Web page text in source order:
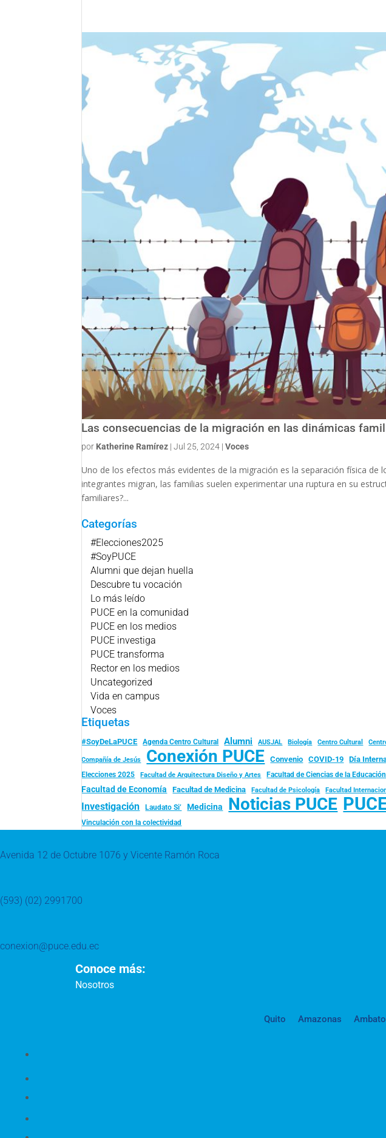
Las consecuencias de la migración en las dinámicas
por Katherine Ramírez |Jul 25, 2024 |Voces
Uno de los efectos más evidentes de la migración es la separación física de
integrantes migran, las familias suelen experimentar una ruptura en su
familiares?...
Categorías
#Elecciones2025
#SoyPUCE
Alumni que dejan huella
Descubre tu vocación
Lo más leído
PUCE en la comunidad
PUCE en los medios
PUCE investiga
PUCE transforma
Rector en los medios
Uncategorized
Vida en campus
Voces
Etiquetas
#SoyDeLaPUCE Agenda Centro Cultural Alumni AUSJAL Biología Centro Cultural
Compañía de Jesús Conexión PUCE Convenio COVID-19 Día
Elecciones 2025
Facultad de Arquitectura Diseño y Artes Facultad de Ciencias de la Educación
Facultad de Economía Facultad de Medicina Facultad de Psicología Facultad
Investigación Laudato Si’ Medicina Noticias PUCE
Vinculación con la colectividad
Avenida 12 de Octubre 1076 y Vicente Ramón Roca
(593) (02) 2991700
conexion@puce.edu.ec
Conoce más:
Nosotros
Quito Amazonas Ambato